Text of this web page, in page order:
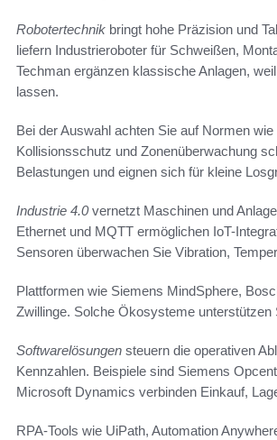
Robotertechnik bringt hohe Präzision und
liefern Industrieroboter für Schweißen,
Techman ergänzen klassische Anlagen,
lassen.
Bei der Auswahl achten Sie auf Normen
Kollisionsschutz und Zonenüberwachung
Belastungen und eignen sich für kleine
Industrie 4.0vernetzt Maschinen und
Ethernet und MQTT ermöglichen IoT-
Sensoren überwachen Sie Vibration,
Plattformen wie Siemens MindSphere,
Zwillinge. Solche Ökosysteme unterstützen
Softwarelösungen steuern die operativen
Kennzahlen. Beispiele sind Siemens
Microsoft Dynamics verbinden Einkauf,
RPA-Tools wie UiPath, Automation